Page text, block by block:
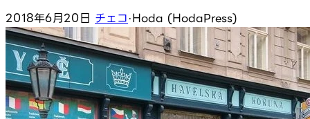
2018年6月20日 チェコ·Hoda (HodaPress)